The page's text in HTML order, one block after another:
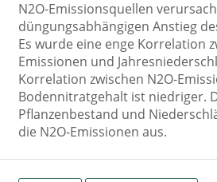
N2O-Emissionsquellen
düngungsabhängigen Anstieg
Es wurde eine enge Korrelation
Emissionen und
Korrelation zwischen N2O-
Bodennitratgehalt ist niedriger.
Pflanzenbestand und
die N2O-Emissionen aus.